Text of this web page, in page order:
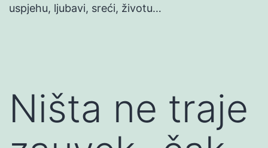
uspjehu, ljubavi, sreći, životu…
Ništa ne traje